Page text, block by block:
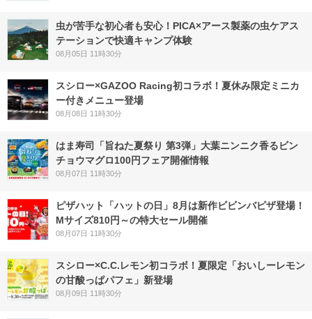
虫が苦手な初心者も安心！PICA×アース製薬の虫ケアス
テーションで快適キャンプ体験
08月05日 11時30分
スシロー×GAZOO Racing初コラボ！夏休み限定ミニカ
ー付きメニュー登場
08月08日 11時30分
はま寿司「旨ねた夏祭り 第3弾」大葉ニンニク香るビン
チョウマグロ100円フェア開催情報
08月07日 11時30分
ピザハット「ハットの日」8月は新作ビビンバピザ登場！
Mサイズ810円～の特大セール開催
08月07日 11時30分
スシロー×C.C.レモン初コラボ！夏限定「おいしーレモン
の甘酸っぱパフェ」新登場
08月09日 11時30分